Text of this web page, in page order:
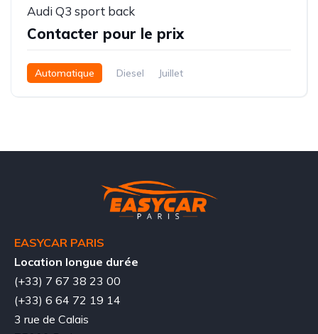
Audi Q3 sport back
Contacter pour le prix
Automatique Diesel Juillet
EASYCAR PARIS
Location longue durée
(+33) 7 67 38 23 00
(+33) 6 64 72 19 14
3 rue de Calais